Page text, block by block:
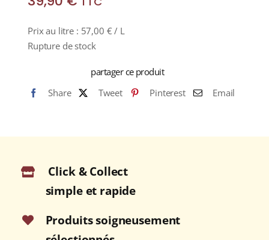
Prix au litre : 57,00 € / L
Rupture de stock
partager ce produit
Share
Tweet Pinterest Email
Click & Collect
simple et rapide
Produits soigneusement